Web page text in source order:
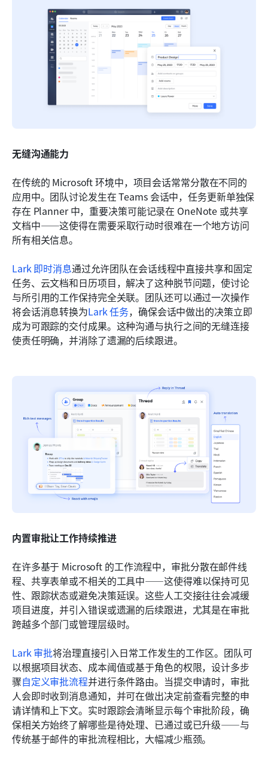
无缝沟通能力
在传统的 Microsoft 环境中，项目会话常常分散在不同的
应用中。团队讨论发生在 Teams 会话中，任务更新单独保
存在 Planner 中，重要决策可能记录在 OneNote 或共享
文档中——这使得在需要采取行动时很难在一个地方访问
所有相关信息。
Lark 即时消息通过允许团队在会话线程中直接共享和固定
任务、云文档和日历项目，解决了这种脱节问题，使讨论
与所引用的工作保持完全关联。团队还可以通过一次操作
将会话消息转换为Lark 任务，确保会话中做出的决策立即
成为可跟踪的交付成果。这种沟通与执行之间的无缝连接
使责任明确，并消除了遗漏的后续跟进。
内置审批让工作持续推进
在许多基于 Microsoft 的工作流程中，审批分散在邮件线
程、共享表单或不相关的工具中——这使得难以保持可见
性、跟踪状态或避免决策延误。这些人工交接往往会减缓
项目进度，并引入错误或遗漏的后续跟进，尤其是在审批
跨越多个部门或管理层级时。
Lark 审批将治理直接引入日常工作发生的工作区。团队可
以根据项目状态、成本阈值或基于角色的权限，设计多步
骤自定义审批流程并进行条件路由。当提交申请时，审批
人会即时收到消息通知，并可在做出决定前查看完整的申
请详情和上下文。实时跟踪会清晰显示每个审批阶段，确
保相关方始终了解哪些是待处理、已通过或已升级——与
传统基于邮件的审批流程相比，大幅减少瓶颈。